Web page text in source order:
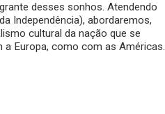
desses sonhos. Atendendo
Independência), abordaremos,
cultural da nação que se
Europa, como com as Américas.